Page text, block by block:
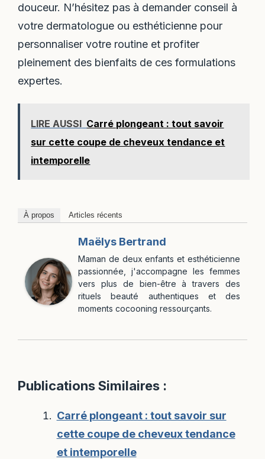
douceur. N’hésitez pas à demander conseil à
votre dermatologue ou esthéticienne pour
personnaliser votre routine et profiter
pleinement des bienfaits de ces formulations
expertes.
LIRE AUSSI Carré plongeant : tout savoir
sur cette coupe de cheveux tendance et
intemporelle
À propos Articles récents
Maëlys Bertrand
Maman de deux enfants et esthéticienne
passionnée, j'accompagne les femmes
vers plus de bien-être à travers des
rituels beauté authentiques et des
moments cocooning ressourçants.
Publications Similaires :
Carré plongeant : tout savoir sur
cette coupe de cheveux tendance
et intemporelle